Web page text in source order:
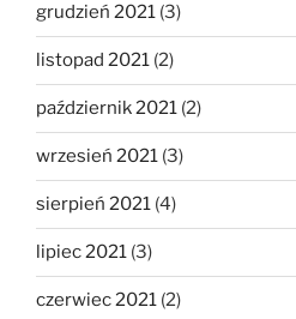
grudzień 2021 (3)
listopad 2021 (2)
październik 2021 (2)
wrzesień 2021 (3)
sierpień 2021 (4)
lipiec 2021 (3)
czerwiec 2021 (2)